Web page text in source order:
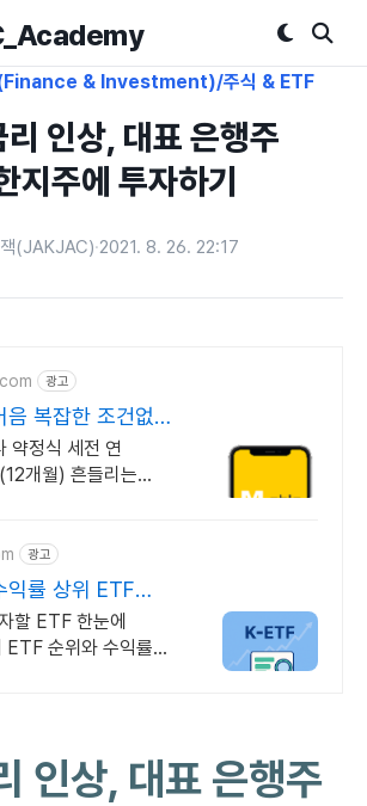
(Finance & Investment)/주식 & ETF
인상, 대표 은행주
지주에 투자하기
(JAKJAC)·2021. 8. 26. 22:17
광고
음 복잡한 조건없이
약정식 세전 연
개월) 흔들리는
광고
익률 상위 ETF
할 ETF 한눈에
ETF 순위와 수익률
인상, 대표 은행주